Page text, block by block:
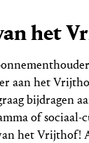
het
aan het
bijdragen
of sociaal-
het Vrijthof!